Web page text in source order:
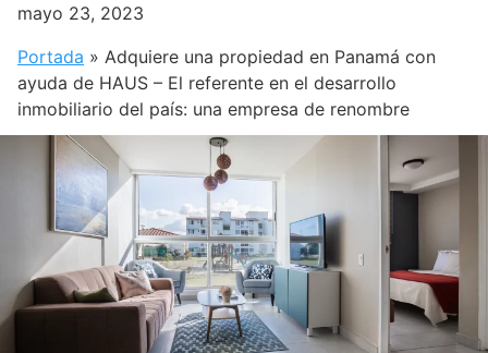
mayo 23, 2023
Portada » Adquiere una propiedad en Panamá con
ayuda de HAUS – El referente en el desarrollo
inmobiliario del país: una empresa de renombre